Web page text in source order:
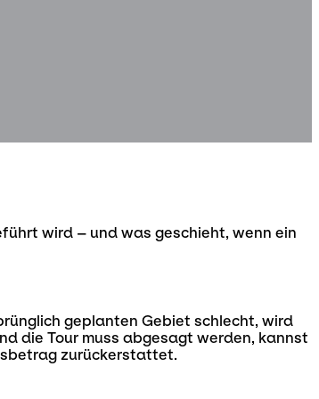
wird – und was geschieht, wenn ein
geplanten Gebiet schlecht, wird
die Tour muss abgesagt werden, kannst
zurückerstattet.